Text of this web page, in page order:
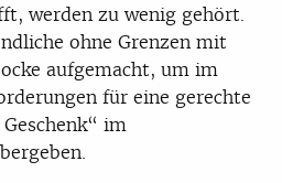
werden zu wenig gehört.
ohne Grenzen mit
aufgemacht, um im
für eine gerechte
im